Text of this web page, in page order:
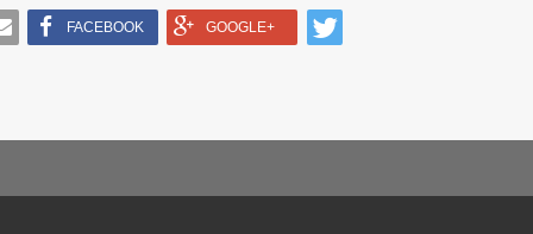
FACEBOOK GOOGLE+